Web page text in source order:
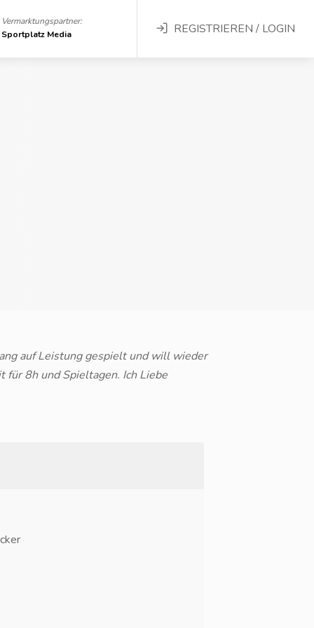
Vermarktungspartner:
Sportplatz Media
REGISTRIEREN / LOGIN
auf Leistung gespielt und will wieder
für 8h und Spieltagen. Ich Liebe